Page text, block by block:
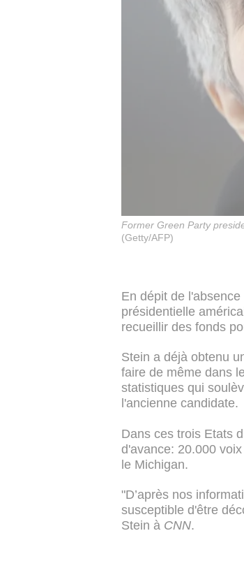
Former Green Party
(Getty/AFP)
En dépit de
présidentielle
recueillir des fonds
Stein a déjà obtenu
faire de même dans
statistiques qui
l'ancienne candidate.
Dans ces trois Etats
d'avance: 20.000
le Michigan.
"D’après nos
susceptible d'être
Stein à CNN.